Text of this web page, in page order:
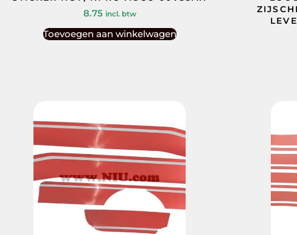
8.75 incl. btw
Toevoegen aan winkelwagen